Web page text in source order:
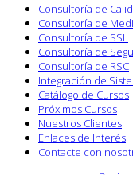
Consultoría de
Consultoría de
Consultoría de SSL
Consultoría de
Consultoría de RSC
Integración de
Catálogo de Cursos
Próximos Cursos
Nuestros Clientes
Enlaces de Interés
Contacte con